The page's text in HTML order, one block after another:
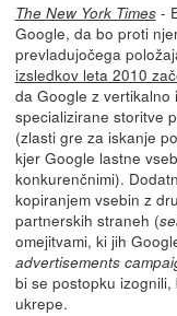
The New York Times-
Google, da bo proti
prevladujočega
izsledkov leta 2010
da Google z vertikalno
specializirane storitve
(zlasti gre za iskanje
kjer Google lastne
konkurenčnimi).
kopiranjem vsebin z
partnerskih straneh (
omejitvami, ki jih
advertisements
bi se postopku
ukrepe.